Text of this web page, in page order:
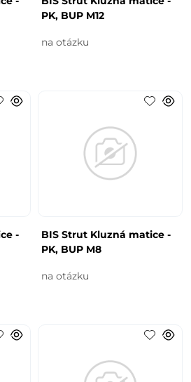
PK, BUP M12
na otázku
-
BIS Strut Kluzná matice -
PK, BUP M8
na otázku